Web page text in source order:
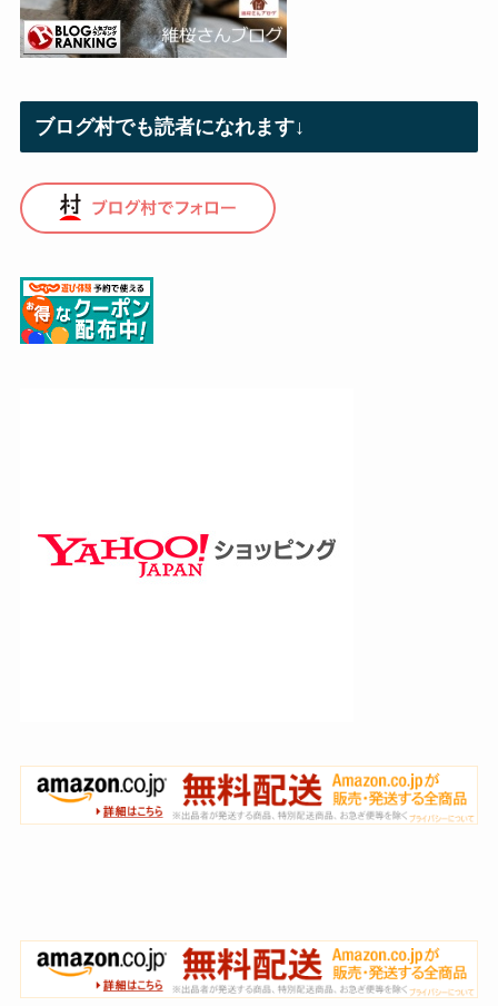
ブログ村でも読者になれます↓